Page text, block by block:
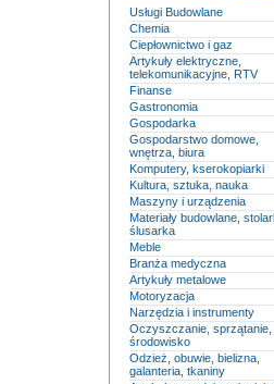
Usługi Budowlane
Chemia
Ciepłownictwo i gaz
Artykuły elektryczne,
telekomunikacyjne, RTV
Finanse
Gastronomia
Gospodarka
Gospodarstwo domowe,
wnętrza, biura
Komputery, kserokopiarki
Kultura, sztuka, nauka
Maszyny i urządzenia
Materiały budowlane,
ślusarka
Meble
Branża medyczna
Artykuły metalowe
Motoryzacja
Narzędzia i instrumenty
Oczyszczanie, sprzątanie,
środowisko
Odzież, obuwie, bielizna,
galanteria, tkaniny